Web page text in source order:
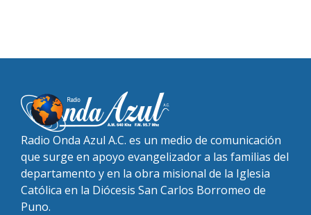
Radio Onda Azul A.C. es un medio de comunicación
que surge en apoyo evangelizador a las familias del
departamento y en la obra misional de la Iglesia
Católica en la Diócesis San Carlos Borromeo de
Puno.